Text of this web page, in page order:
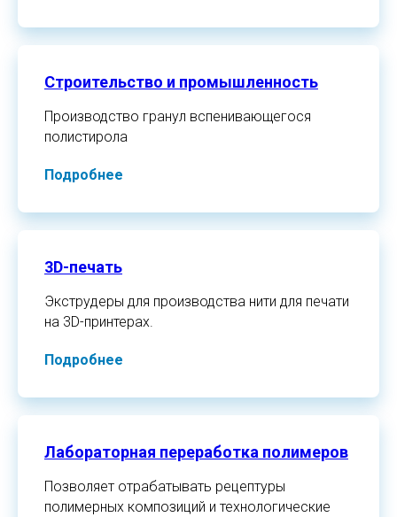
Строительство и промышленность
Производство гранул вспенивающегося
полистирола
Подробнее
3D-печать
Экструдеры для производства нити для печати
на 3D-принтерах.
Подробнее
Лабораторная переработка полимеров
Позволяет отрабатывать рецептуры
полимерных композиций и технологические